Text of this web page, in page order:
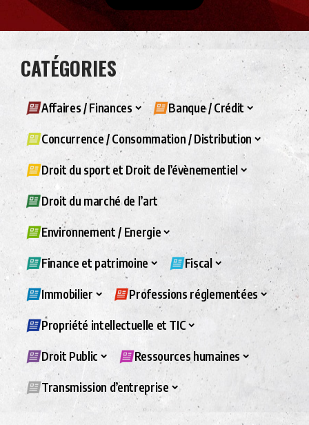
CATÉGORIES
Affaires / Finances Banque / Crédit
Concurrence / Consommation / Distribution
Droit du sport et Droit de l’évènementiel
Droit du marché de l’art
Environnement / Energie
Finance et patrimoine Fiscal
Immobilier Professions réglementées
Propriété intellectuelle et TIC
Droit Public Ressources humaines
Transmission d’entreprise